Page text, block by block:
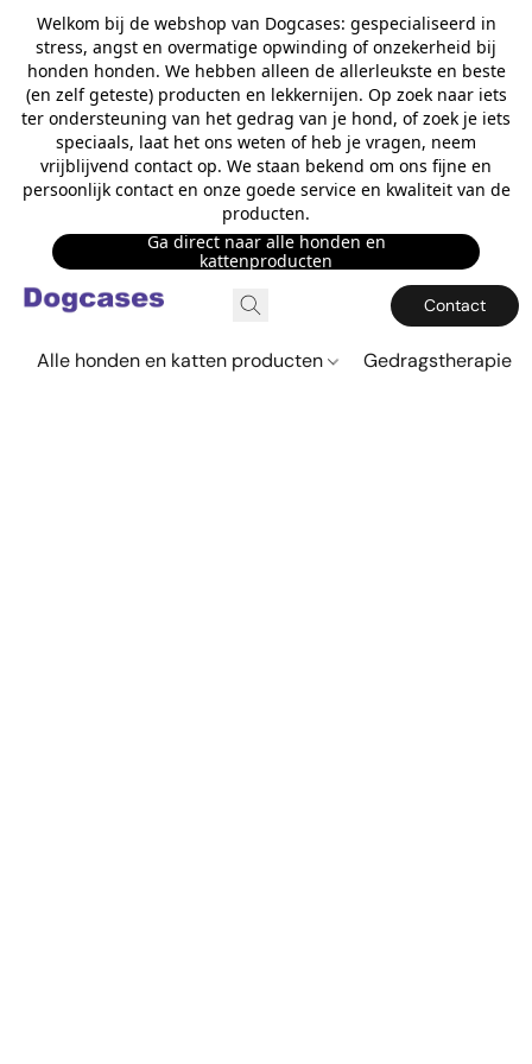
Welkom bij de webshop van Dogcases: gespecialiseerd in
stress, angst en overmatige opwinding of onzekerheid bij
honden honden. We hebben alleen de allerleukste en beste
(en zelf geteste) producten en lekkernijen. Op zoek naar iets
ter ondersteuning van het gedrag van je hond, of zoek je iets
speciaals, laat het ons weten of heb je vragen, neem
vrijblijvend contact op. We staan bekend om ons fijne en
persoonlijk contact en onze goede service en kwaliteit van de
producten.
Ga direct naar alle honden en
kattenproducten
Contact
Alle honden en katten producten Gedragstherapie